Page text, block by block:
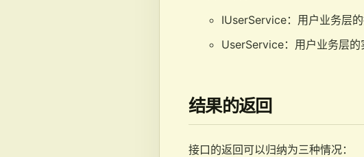
IUserService：用户业务层
UserService：用户业务层的
结果的返回
接口的返回可以归纳为三种情况：